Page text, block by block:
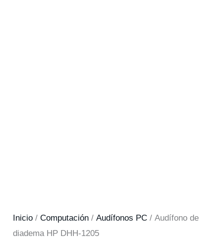
Inicio /Computación /Audífonos PC / Audífono de
diadema HP DHH-1205